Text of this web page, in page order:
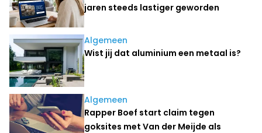
jaren steeds lastiger geworden
Algemeen
Wist jij dat aluminium een metaal is?
Algemeen
Rapper Boef start claim tegen
goksites met Van der Meijde als